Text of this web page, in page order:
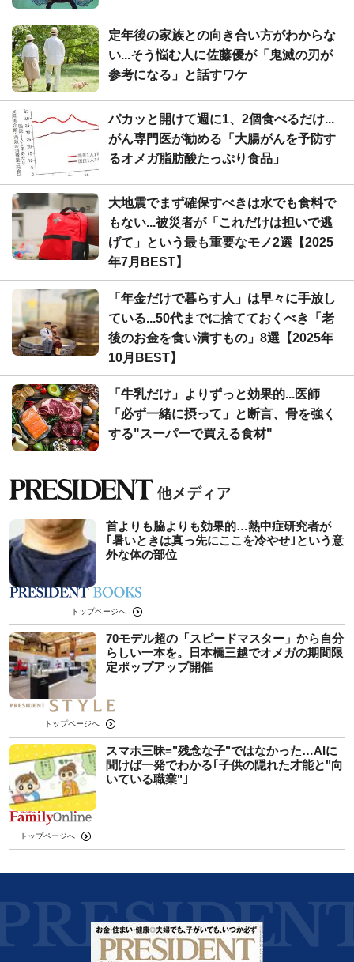
定年後の家族との向き合い方がわからな
い...そう悩む人に佐藤優が「鬼滅の刃が
参考になる」と話すワケ
パカッと開けて週に1、2個食べるだけ...
がん専門医が勧める「大腸がんを予防す
るオメガ脂肪酸たっぷり食品」
大地震でまず確保すべきは水でも食料で
もない...被災者が「これだけは担いで逃
げて」という最も重要なモノ2選【2025
年7月BEST】
「年金だけで暮らす人」は早々に手放し
ている...50代までに捨てておくべき「老
後のお金を食い潰すもの」8選【2025年
10月BEST】
「牛乳だけ」よりずっと効果的...医師
「必ず一緒に摂って」と断言、骨を強く
する"スーパーで買える食材"
首よりも脇よりも効果的…熱中症研究者が
｢暑いときは真っ先にここを冷やせ｣という意
外な体の部位
トップページへ
70モデル超の「スピードマスター」から自分
らしい一本を。日本橋三越でオメガの期間限
定ポップアップ開催
トップページへ
スマホ三昧="残念な子"ではなかった…AIに
聞けば一発でわかる｢子供の隠れた才能と"向
いている職業"｣
トップページへ